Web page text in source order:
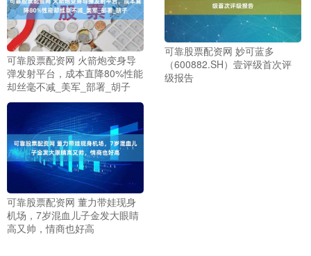
可靠股票配资网 火箭炮变身导
弹发射平台，成本直降80%性能
却丝毫不减_美军_部署_胡子
可靠股票配资网 妙可蓝多
（600882.SH）壹评级首次评
级报告
可靠股票配资网 董力带娃现身
机场，7岁混血儿子金发大眼睛
高又帅，情商也好高